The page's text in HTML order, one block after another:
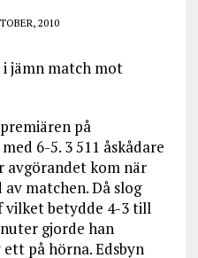
2010
jämn match mot
på
6-5. 3 511 åskådare
avgörandet kom när
matchen. Då slog
vilket betydde 4-3 till
gjorde han
på hörna. Edsbyn